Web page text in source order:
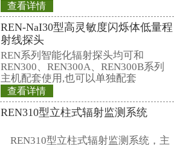
辐射5分钟，就会产
长时间受到手机微
病变。
机使用者尽量让手机
机挂在腰上或放在
塞在裤子口袋内，这